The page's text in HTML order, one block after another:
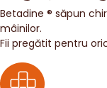
Betadine ® săpun
mâinilor.
Fii pregătit pentru